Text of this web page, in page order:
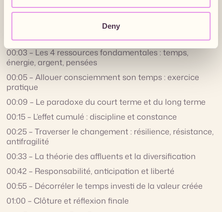
Deny
CHAPITRES DE L’ÉPISODE
00:00 – Pourquoi le temps est une ressource centrale
pour les freelances
00:03 – Les 4 ressources fondamentales : temps,
énergie, argent, pensées
00:05 – Allouer consciemment son temps : exercice
pratique
00:09 – Le paradoxe du court terme et du long terme
00:15 – L’effet cumulé : discipline et constance
00:25 – Traverser le changement : résilience, résistance,
antifragilité
00:33 – La théorie des affluents et la diversification
00:42 – Responsabilité, anticipation et liberté
00:55 – Décorréler le temps investi de la valeur créée
01:00 – Clôture et réflexion finale